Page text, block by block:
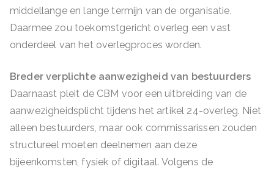
middellange en lange termijn van de organisatie.
Daarmee zou toekomstgericht overleg een vast
onderdeel van het overlegproces worden.
Breder verplichte aanwezigheid van bestuurders
Daarnaast pleit de CBM voor een uitbreiding van de
aanwezigheidsplicht tijdens het artikel 24-overleg. Niet
alleen bestuurders, maar ook commissarissen zouden
structureel moeten deelnemen aan deze
bijeenkomsten, fysiek of digitaal. Volgens de